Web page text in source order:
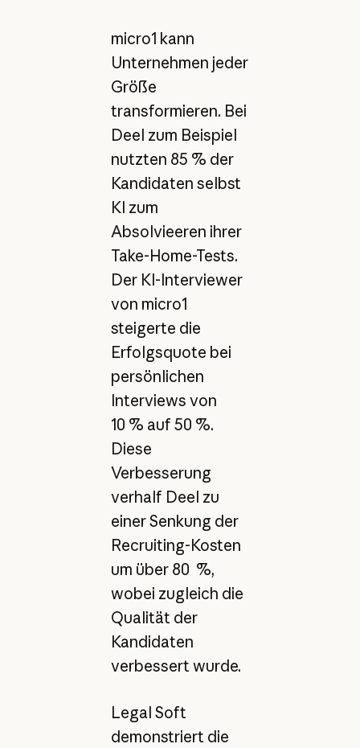
micro1 kann
Unternehmen jeder
Größe
transformieren. Bei
Deel zum Beispiel
nutzten 85 % der
Kandidaten selbst
KI zum
Absolvieeren ihrer
Take-Home-Tests.
Der KI-Interviewer
von micro1
steigerte die
Erfolgsquote bei
persönlichen
Interviews von
10 % auf 50 %.
Diese
Verbesserung
verhalf Deel zu
einer Senkung der
Recruiting-Kosten
um über 80 %,
wobei zugleich die
Qualität der
Kandidaten
verbessert wurde.
Legal Soft
demonstriert die